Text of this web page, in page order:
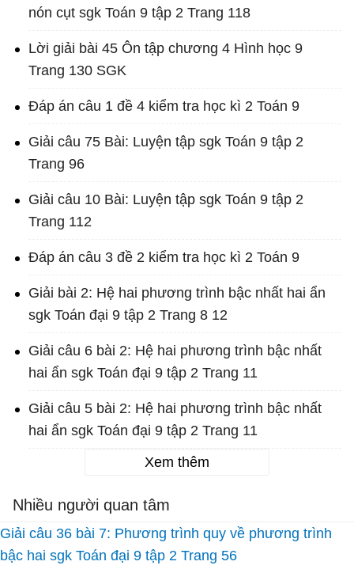
nón cụt sgk Toán 9 tập 2 Trang 118
Lời giải bài 45 Ôn tập chương 4 Hình học 9
Trang 130 SGK
Đáp án câu 1 đề 4 kiểm tra học kì 2 Toán 9
Giải câu 75 Bài: Luyện tập sgk Toán 9 tập 2
Trang 96
Giải câu 10 Bài: Luyện tập sgk Toán 9 tập 2
Trang 112
Đáp án câu 3 đề 2 kiểm tra học kì 2 Toán 9
Giải bài 2: Hệ hai phương trình bậc nhất hai ẩn
sgk Toán đại 9 tập 2 Trang 8 12
Giải câu 6 bài 2: Hệ hai phương trình bậc nhất
hai ẩn sgk Toán đại 9 tập 2 Trang 11
Giải câu 5 bài 2: Hệ hai phương trình bậc nhất
hai ẩn sgk Toán đại 9 tập 2 Trang 11
Xem thêm
Nhiều người quan tâm
Giải câu 36 bài 7: Phương trình quy về phương trình
bậc hai sgk Toán đại 9 tập 2 Trang 56